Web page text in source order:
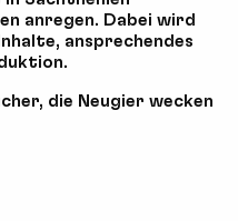
anregen. Dabei wird
ansprechendes
die Neugier wecken